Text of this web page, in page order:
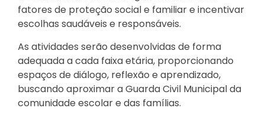
fatores de proteção social e familiar e incentivar
escolhas saudáveis e responsáveis.
As atividades serão desenvolvidas de forma
adequada a cada faixa etária, proporcionando
espaços de diálogo, reflexão e aprendizado,
buscando aproximar a Guarda Civil Municipal da
comunidade escolar e das famílias.